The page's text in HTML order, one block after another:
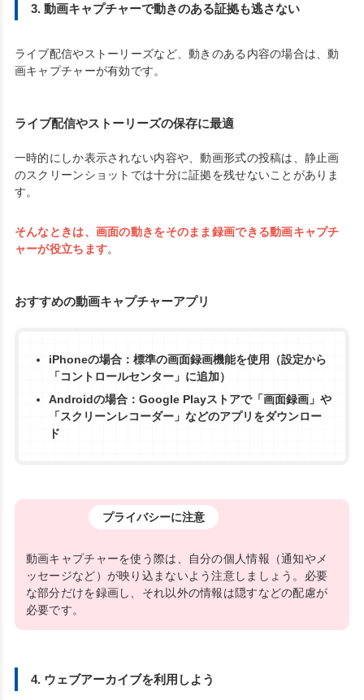
3. 動画キャプチャーで動きのある証拠も逃さない
ライブ配信やストーリーズなど、動きのある内容の場合は、動
画キャプチャーが有効です。
ライブ配信やストーリーズの保存に最適
一時的にしか表示されない内容や、動画形式の投稿は、静止画
のスクリーンショットでは十分に証拠を残せないことがありま
す。
そんなときは、画面の動きをそのまま録画できる動画キャプチ
ャーが役立ちます。
おすすめの動画キャプチャーアプリ
iPhoneの場合：標準の画面録画機能を使用（設定から
「コントロールセンター」に追加）
Androidの場合：Google Playストアで「画面録画」や
「スクリーンレコーダー」などのアプリをダウンロー
ド
プライバシーに注意
動画キャプチャーを使う際は、自分の個人情報（通知やメ
ッセージなど）が映り込まないよう注意しましょう。必要
な部分だけを録画し、それ以外の情報は隠すなどの配慮が
必要です。
4. ウェブアーカイブを利用しよう